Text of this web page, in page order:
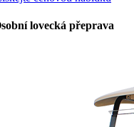
lovecká přeprava